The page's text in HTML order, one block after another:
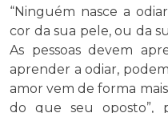
“Ninguém nasce a
cor da sua pele, ou da
As pessoas devem
aprender a odiar,
amor vem de forma
do que seu oposto”,